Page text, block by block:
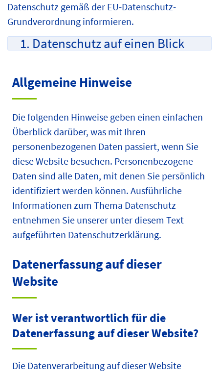
Datenschutz gemäß der EU-Datenschutz-
Grundverordnung informieren.
1. Datenschutz auf einen Blick
Allgemeine Hinweise
Die folgenden Hinweise geben einen einfachen
Überblick darüber, was mit Ihren
personenbezogenen Daten passiert, wenn Sie
diese Website besuchen. Personenbezogene
Daten sind alle Daten, mit denen Sie persönlich
identifiziert werden können. Ausführliche
Informationen zum Thema Datenschutz
entnehmen Sie unserer unter diesem Text
aufgeführten Datenschutzerklärung.
Datenerfassung auf dieser
Website
Wer ist verantwortlich für die
Datenerfassung auf dieser Website?
Die Datenverarbeitung auf dieser Website